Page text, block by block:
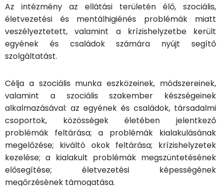
Az intézmény az ellátási területén élő, szociális,
életvezetési és mentálhigiénés problémák miatt
veszélyeztetett, valamint a krízishelyzetbe került
egyének és családok számára nyújt segítő
szolgáltatást.
Célja a szociális munka eszközeinek, módszereinek,
valamint a szociális szakember készségeinek
alkalmazásával: az egyének és családok, társadalmi
csoportok, közösségek életében jelentkező
problémák feltárása; a problémák kialakulásának
megelőzése; kiváltó okok feltárása; krízishelyzetek
kezelése; a kialakult problémák megszüntetésének
elősegítése; életvezetési képességének
megőrzésének támogatása.